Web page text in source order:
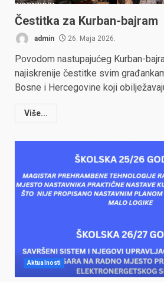
Čestitka za Kurban-bajram
admin 26. Maja 2026.
Povodom nastupajućeg Kurban-
najiskrenije čestitke svim
Bosne i Hercegovine koji
Više...
Aktualnosti